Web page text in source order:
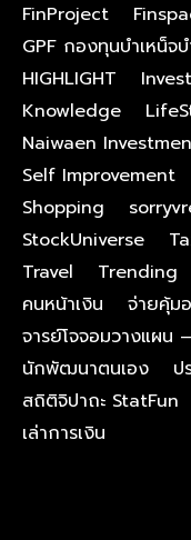
FinProject
GPF กองทุนบําเหน็จ
HIGHLIGHT
Knowledge
Naiwaen
Self Improvement
Shopping
StockUniverse
Travel
Trending
คนหน้าเงิน
จ่ายคุ้ม
จารย์โจจอมวางแผน
นักพัฒนาตนเอง
ป
สถิติจิปาถะ StatFun
เล่าการเงิน